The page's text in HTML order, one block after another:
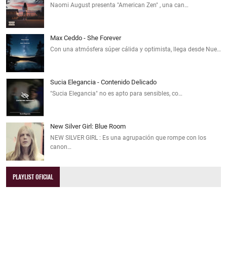
Naomi August presenta "American Zen" , una can…
Max Ceddo - She Forever
Con una atmósfera súper cálida y optimista, llega desde Nue…
Sucia Elegancia - Contenido Delicado
"Sucia Elegancia" no es apto para sensibles, co…
New Silver Girl: Blue Room
NEW SILVER GIRL : Es una agrupación que rompe con los
canon…
PLAYLIST OFICIAL